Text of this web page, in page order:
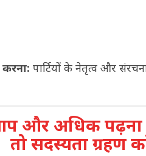
करना: पार्टियों के नेतृत्व और संरचना
और अधिक पढ़ना
तो सदस्यता ग्रहण